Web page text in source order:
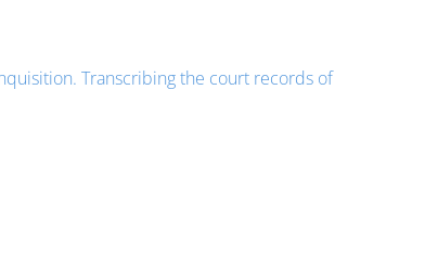
Transcribing the court records of